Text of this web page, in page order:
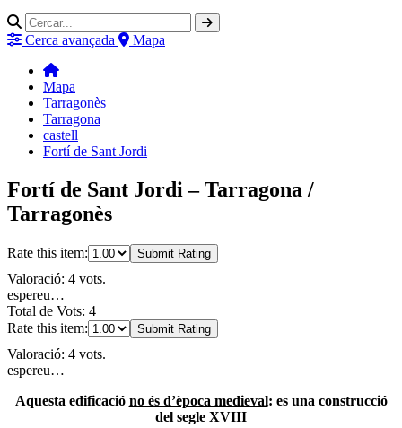
Cerca avançada Mapa
Mapa
Tarragonès
Tarragona
castell
Fortí de Sant Jordi
Fortí de Sant Jordi – Tarragona /
Tarragonès
Rate this item: Submit Rating
Valoració: 4 vots.
espereu…
Total de Vots: 4
Rate this item:
Submit Rating
Valoració: 4 vots.
espereu…
Aquesta edificació no és d’època medieval: es una construcció
del segle XVIII